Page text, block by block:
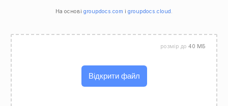
На основі groupdocs.com і groupdocs.cloud .
Відкрити файл
розмір до 40 МБ